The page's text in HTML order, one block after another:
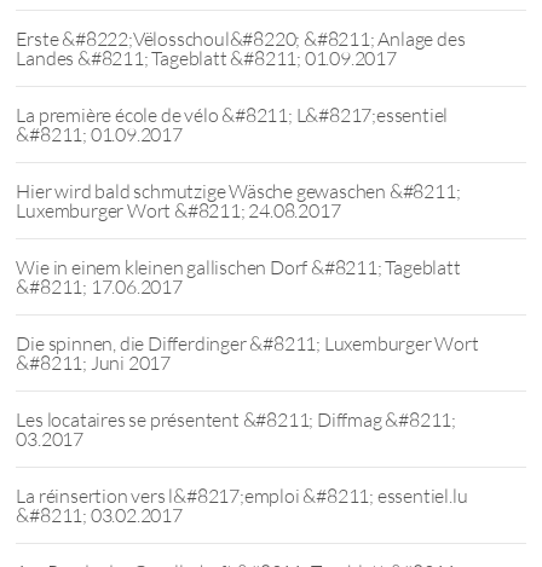
Erste &#8222;Vëlosschoul&#8220; &#8211; Anlage des
Landes &#8211; Tageblatt &#8211; 01.09.2017
La première école de vélo &#8211; L&#8217;essentiel
&#8211; 01.09.2017
Hier wird bald schmutzige Wäsche gewaschen &#8211;
Luxemburger Wort &#8211; 24.08.2017
Wie in einem kleinen gallischen Dorf &#8211; Tageblatt
&#8211; 17.06.2017
Die spinnen, die Differdinger &#8211; Luxemburger Wort
&#8211; Juni 2017
Les locataires se présentent &#8211; Diffmag &#8211;
03.2017
La réinsertion vers l&#8217;emploi &#8211; essentiel.lu
&#8211; 03.02.2017